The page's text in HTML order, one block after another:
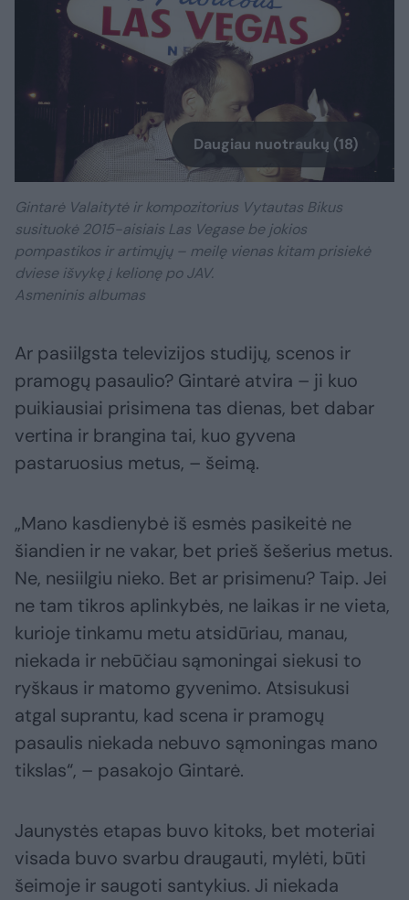
Daugiau nuotraukų (18)
Gintarė Valaitytė ir kompozitorius Vytautas Bikus
susituokė 2015-aisiais Las Vegase be jokios
pompastikos ir artimųjų – meilę vienas kitam prisiekė
dviese išvykę į kelionę po JAV.
Asmeninis albumas
Ar pasiilgsta televizijos studijų, scenos ir
pramogų pasaulio? Gintarė atvira – ji kuo
puikiausiai prisimena tas dienas, bet dabar
vertina ir brangina tai, kuo gyvena
pastaruosius metus, – šeimą.
„Mano kasdienybė iš esmės pasikeitė ne
šiandien ir ne vakar, bet prieš šešerius metus.
Ne, nesiilgiu nieko. Bet ar prisimenu? Taip. Jei
ne tam tikros aplinkybės, ne laikas ir ne vieta,
kurioje tinkamu metu atsidūriau, manau,
niekada ir nebūčiau sąmoningai siekusi to
ryškaus ir matomo gyvenimo. Atsisukusi
atgal suprantu, kad scena ir pramogų
pasaulis niekada nebuvo sąmoningas mano
tikslas“, – pasakojo Gintarė.
Jaunystės etapas buvo kitoks, bet moteriai
visada buvo svarbu draugauti, mylėti, būti
šeimoje ir saugoti santykius. Ji niekada